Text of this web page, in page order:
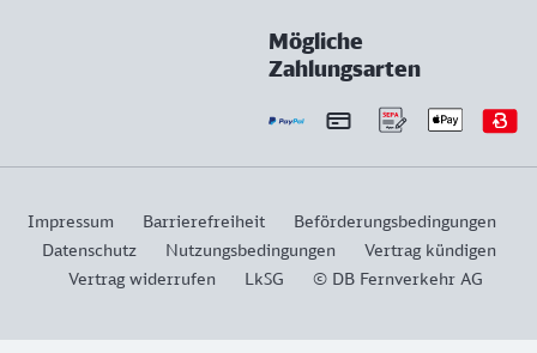
Mögliche
Zahlungsarten
Impressum Barrierefreiheit
Beförderungsbedingungen
Datenschutz
Nutzungsbedingungen
Vertrag kündigen
Vertrag widerrufen
LkSG © DB Fernverkehr AG